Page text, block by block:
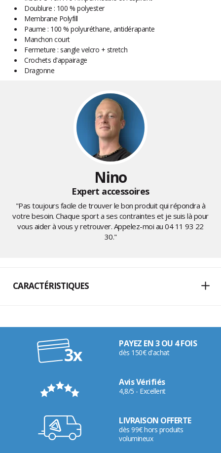
Doublure : 100 % polyester
Membrane Polyfill
Paume : 100 % polyuréthane, antidérapante
Manchon court
Fermeture : sangle velcro + stretch
Crochets d'appairage
Dragonne
Nino
Expert accessoires
"Pas toujours facile de trouver le bon produit qui répondra à
votre besoin. Chaque sport a ses contraintes et je suis là pour
vous aider à vous y retrouver. Appelez-moi au04 11 93 22
30."
CARACTÉRISTIQUES
PAYEZ EN 3 OU 4 FOIS
dès 150€ d'achat
Avis Vérifiés
4,8/5 - Excellent
LIVRAISON OFFERTE
dès 99€ hors produits
volumineux